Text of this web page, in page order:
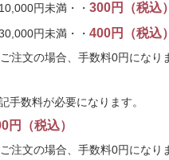
円未満・・ 300円（税込）
円未満・・ 400円（税込）
注文の場合、手数料0円になり
手数料が必要になります。
円（税込）
注文の場合、手数料0円になり